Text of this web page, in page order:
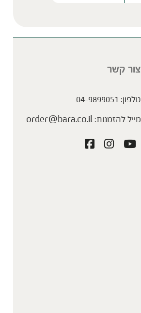
צור קשר
טלפון: 04-9899051
מייל להזמנות:order@bara.co.il